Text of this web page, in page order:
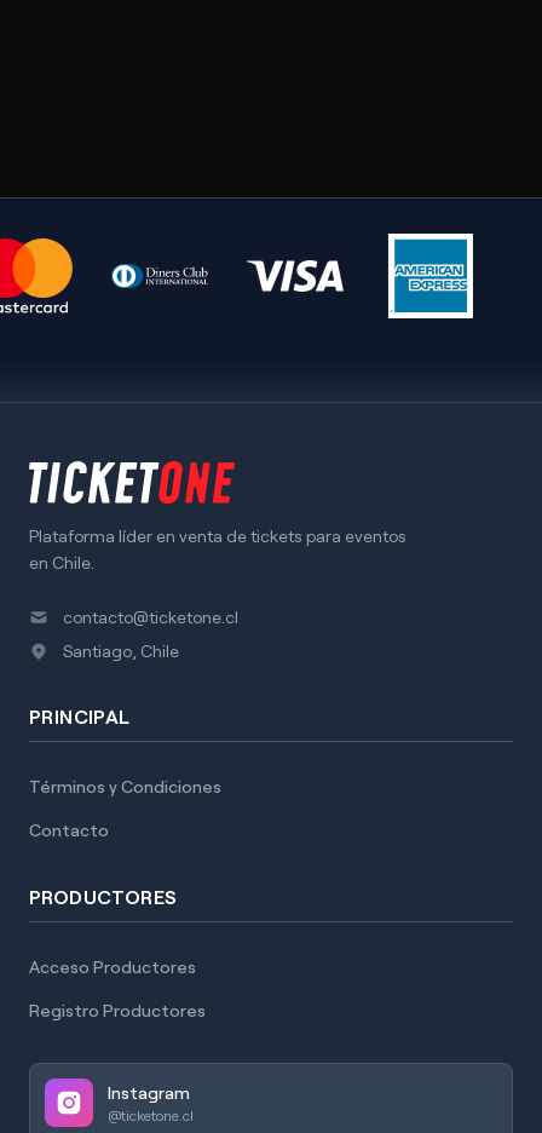
Plataforma líder en venta de tickets para eventos
en Chile.
contacto@ticketone.cl
Santiago, Chile
PRINCIPAL
Términos y Condiciones
Contacto
PRODUCTORES
Acceso Productores
Registro Productores
Instagram
@ticketone.cl